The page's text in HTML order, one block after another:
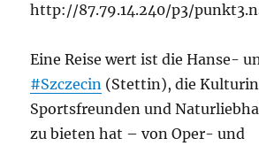
http://87.79.14.240/p3/
Eine Reise wert ist die Hanse-
#Szczecin (Stettin), die
Sportsfreunden und
zu bieten hat – von Oper- und